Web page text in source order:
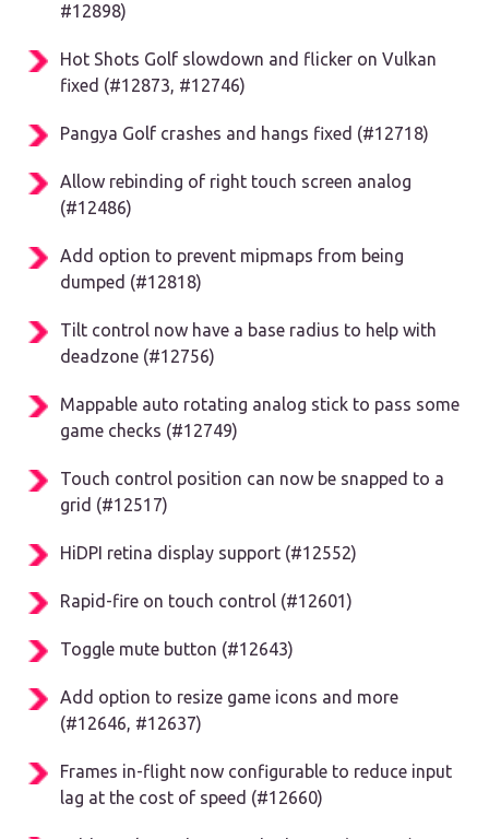
#12898)
Hot Shots Golf slowdown and flicker on Vulkan
fixed (#12873, #12746)
Pangya Golf crashes and hangs fixed (#12718)
Allow rebinding of right touch screen analog
(#12486)
Add option to prevent mipmaps from being
dumped (#12818)
Tilt control now have a base radius to help with
deadzone (#12756)
Mappable auto rotating analog stick to pass some
game checks (#12749)
Touch control position can now be snapped to a
grid (#12517)
HiDPI retina display support (#12552)
Rapid-fire on touch control (#12601)
Toggle mute button (#12643)
Add option to resize game icons and more
(#12646, #12637)
Frames in-flight now configurable to reduce input
lag at the cost of speed (#12660)